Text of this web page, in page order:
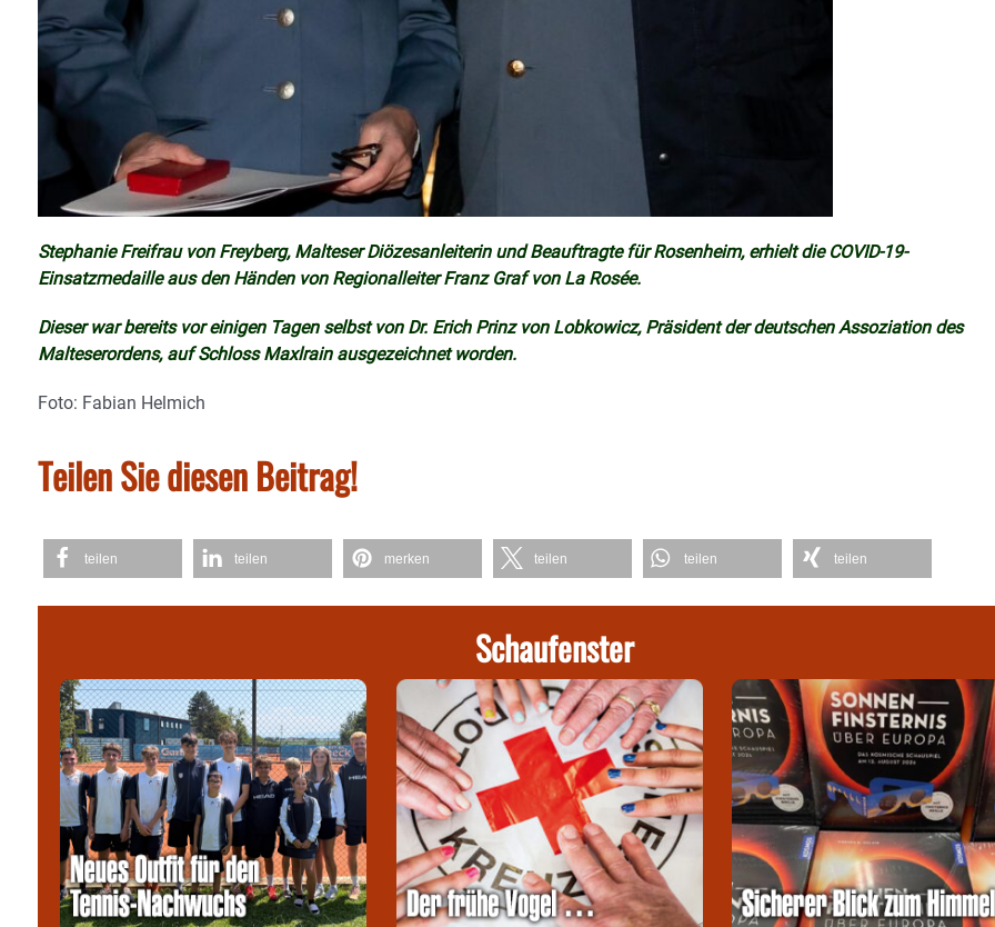
Stephanie Freifrau von Freyberg, Malteser Diözesanleiterin und Beauftragte für Rosenheim, erhielt die COVID-19-
Einsatzmedaille aus den Händen von Regionalleiter Franz Graf von La Rosée.
Dieser war bereits vor einigen Tagen selbst von Dr. Erich Prinz von Lobkowicz, Präsident der deutschen Assoziation des
Malteserordens, auf Schloss Maxlrain ausgezeichnet worden.
Foto: Fabian Helmich
Teilen Sie diesen Beitrag!
teilen teilen merken teilen teilen teilen
Schaufenster